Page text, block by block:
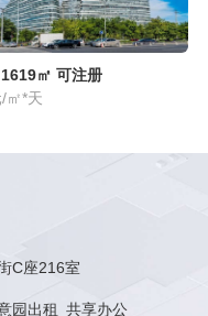
1619㎡ 可注册
㎡*天
C座216室
园出租 共享办公